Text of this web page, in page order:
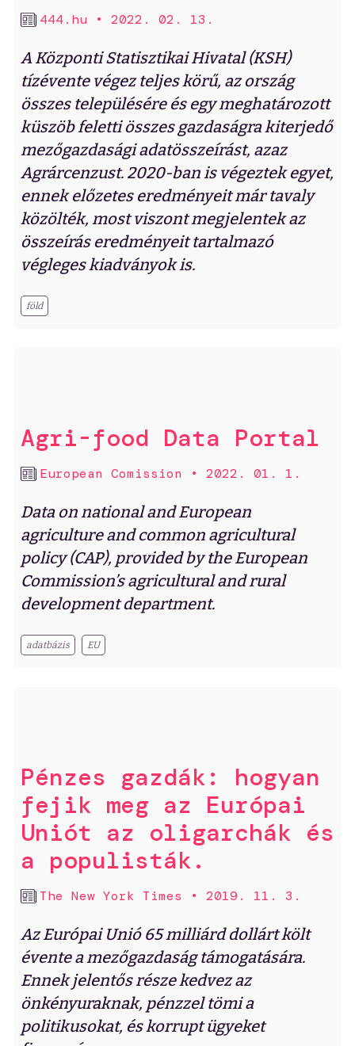
444.hu • 2022. 02. 13.
A Központi Statisztikai Hivatal (KSH)
tízévente végez teljes körű, az ország
összes településére és egy meghatározott
küszöb feletti összes gazdaságra kiterjedő
mezőgazdasági adatösszeírást, azaz
Agrárcenzust. 2020-ban is végeztek egyet,
ennek előzetes eredményeit már tavaly
közölték, most viszont megjelentek az
összeírás eredményeit tartalmazó
végleges kiadványok is.
föld
Agri-food Data Portal
European Comission • 2022. 01. 1.
Data on national and European
agriculture and common agricultural
policy (CAP), provided by the European
Commission’s agricultural and rural
development department.
adatbázis EU
Pénzes gazdák: hogyan
fejik meg az Európai
Uniót az oligarchák és
a populisták.
The New York Times • 2019. 11. 3.
Az Európai Unió 65 milliárd dollárt költ
évente a mezőgazdaság támogatására.
Ennek jelentős része kedvez az
önkényuraknak, pénzzel tömi a
politikusokat, és korrupt ügyeket